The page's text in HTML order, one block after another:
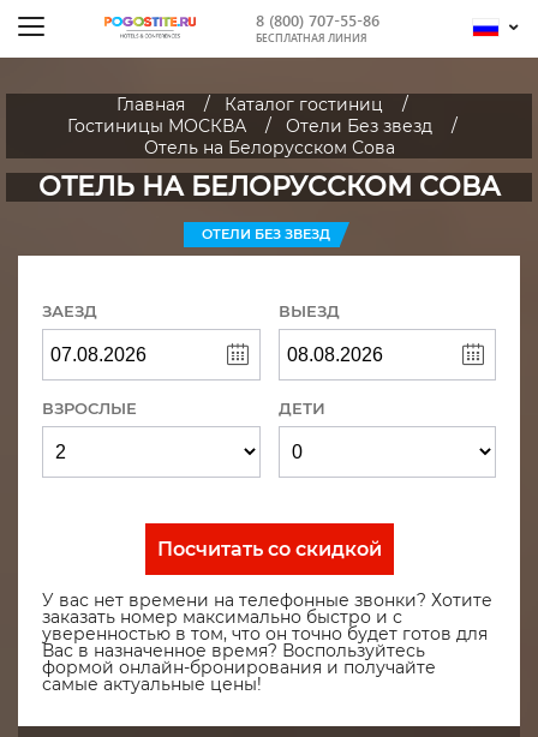
8 (800) 707-55-86
БЕСПЛАТНАЯ ЛИНИЯ
Главная
Каталог гостиниц
Гостиницы МОСКВА
Отели Без звезд
Отель на Белорусском Сова
ОТЕЛЬ НА БЕЛОРУССКОМ СОВА
ОТЕЛИ БЕЗ ЗВЕЗД
ЗАЕЗД ВЫЕЗД
ВЗРОСЛЫЕ ДЕТИ
Посчитать со скидкой
У вас нет времени на телефонные звонки? Хотите
заказать номер максимально быстро и с
уверенностью в том, что он точно будет готов для
Вас в назначенное время? Воспользуйтесь
формой онлайн-бронирования и получайте
самые актуальные цены!